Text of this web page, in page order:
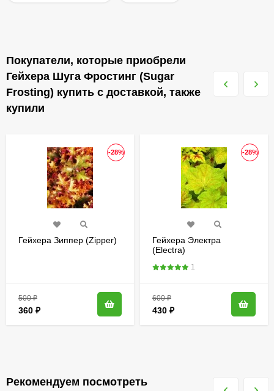
Покупатели, которые приобрели
Гейхера Шуга Фростинг (Sugar
Frosting) купить с доставкой, также
купили
-28%
Гейхера Зиппер (Zipper)
500₽
360 ₽
-28%
Гейхера Электра
(Electra)
1
600₽
430 ₽
Рекомендуем посмотреть